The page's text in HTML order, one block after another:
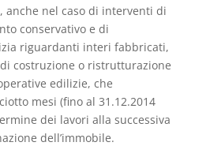
anche nel caso di interventi di
conservativo e di
riguardanti interi fabbricati,
costruzione o ristrutturazione
edilizie, che
mesi (fino al 31.12.2014
dei lavori alla successiva
dell’immobile.